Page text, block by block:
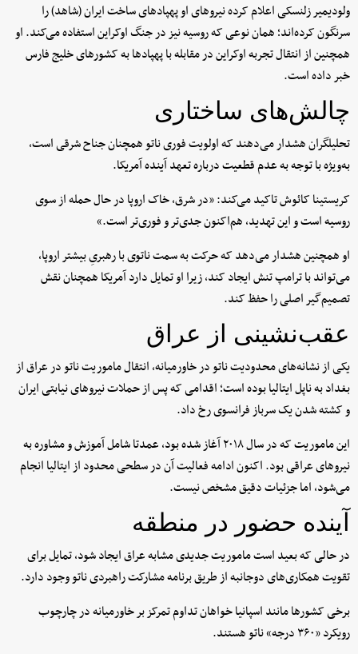
ولودیمیر زلنسکی اعلام کرده نیروهای او پهپادهای ساخت ایران (شاهد) را
سرنگون کرده‌اند؛ همان نوعی که روسیه نیز در جنگ اوکراین استفاده می‌کند. او
همچنین از انتقال تجربه اوکراین در مقابله با پهپادها به کشورهای خلیج فارس
خبر داده است.
چالش‌های ساختاری
تحلیلگران هشدار می‌دهند که اولویت فوری ناتو همچنان جناح شرقی است،
به‌ویژه با توجه به عدم قطعیت درباره تعهد آینده آمریکا.
کریستینا کائوش تاکید می‌کند: «در شرق، خاک اروپا در حال حمله از سوی
روسیه است و این تهدید، هم‌اکنون جدی‌تر و فوری‌تر است.»
او همچنین هشدار می‌دهد که حرکت به سمت ناتوی با رهبریِ بیشتر اروپا،
می‌تواند با ترامپ تنش ایجاد کند، زیرا او تمایل دارد آمریکا همچنان نقش
تصمیم‌گیر اصلی را حفظ کند.
عقب‌نشینی از عراق
یکی از نشانه‌های محدودیت ناتو در خاورمیانه، انتقال ماموریت ناتو در عراق از
بغداد به ناپل ایتالیا بوده است؛ اقدامی که پس از حملات نیروهای نیابتی ایران
و کشته شدن یک سرباز فرانسوی رخ داد.
این ماموریت که در سال ۲۰۱۸ آغاز شده بود، عمدتا شامل آموزش و مشاوره به
نیروهای عراقی بود. اکنون ادامه فعالیت آن در سطحی محدود از ایتالیا انجام
می‌شود، اما جزئیات دقیق مشخص نیست.
آینده حضور در منطقه
در حالی که بعید است ماموریت جدیدی مشابه عراق ایجاد شود، تمایل برای
تقویت همکاری‌های دوجانبه از طریق برنامه مشارکت راهبردی ناتو وجود دارد.
برخی کشورها مانند اسپانیا خواهان تداوم تمرکز بر خاورمیانه در چارچوب
رویکرد «۳۶۰ درجه» ناتو هستند.